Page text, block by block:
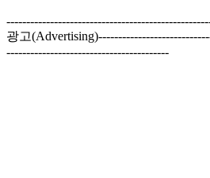
광고
-----------------------------------------